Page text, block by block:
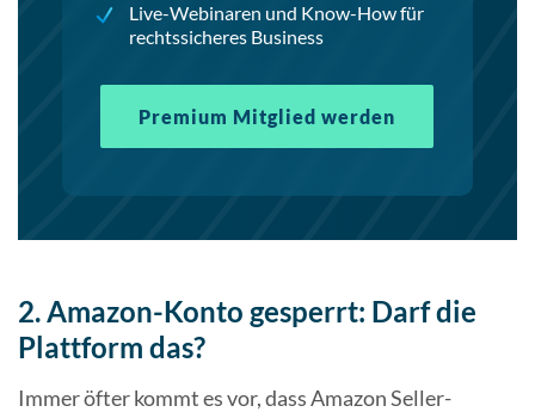
Live-Webinaren und Know-How für
rechtssicheres Business
Premium Mitglied werden
2. Amazon-Konto gesperrt: Darf die
Plattform das?
Immer öfter kommt es vor, dass Amazon Seller-